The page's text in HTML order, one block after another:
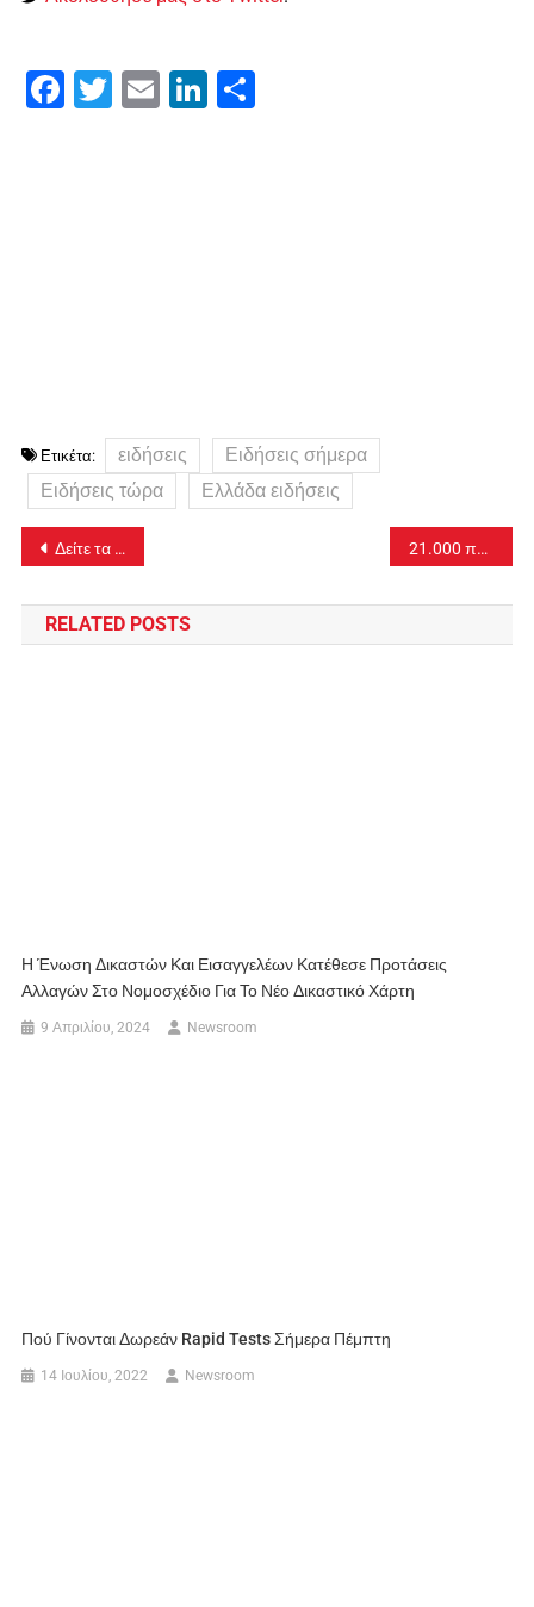
Facebook
Twitter Email LinkedIn
Ετικέτα: ειδήσεις
Ειδήσεις σήμερα
Ειδήσεις τώρα
Ελλάδα ειδήσεις
Πλοήγηση
άρθρων
Δείτε τα θέματα που έπεσαν στα Μαθηματικά 21.000 πολίτες έχουν ήδη εκδώσει Προσωπικό Αριθμό
RELATED POSTS
Η Ένωση Δικαστών Και Εισαγγελέων Κατέθεσε Προτάσεις
Αλλαγών Στο Νομοσχέδιο Για Το Νέο Δικαστικό Χάρτη
9 Απριλίου, 2024 Newsroom
Πού Γίνονται Δωρεάν Rapid Tests Σήμερα Πέμπτη
14 Ιουλίου, 2022 Newsroom